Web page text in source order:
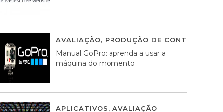
AVALIAÇÃO, PRODUÇÃO DE CONTEÚDOS
Manual GoPro: aprenda a usar a
máquina do momento
APLICATIVOS, AVALIAÇÃO